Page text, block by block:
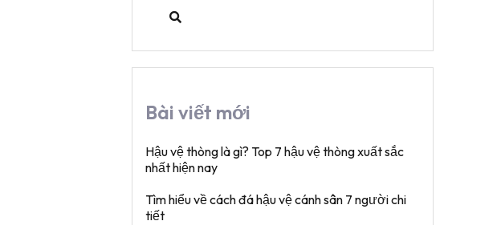
Bài viết mới
Hậu vệ thòng là gì? Top 7 hậu vệ thòng xuất sắc
nhất hiện nay
Tìm hiểu về cách đá hậu vệ cánh sân 7 người chi
tiết